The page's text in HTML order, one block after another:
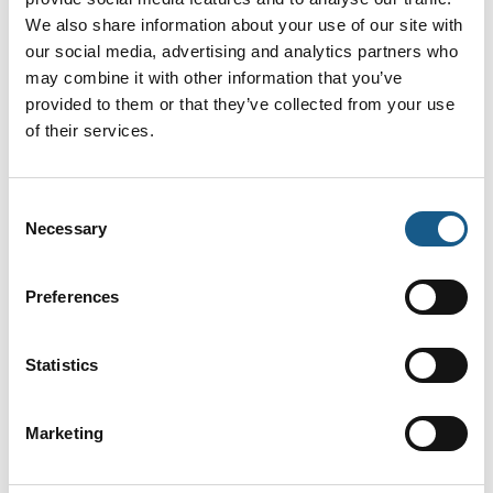
We also share information about your use of our site with
our social media, advertising and analytics partners who
may combine it with other information that you’ve
provided to them or that they’ve collected from your use
of their services.
Selection
Necessary
Preferences
Statistics
Marketing
Mød ETA - et bredt udvalg af kvalitets
kapslingsløsninger
På MTO's stand kan man torsdag den 5. oktober
2023 møde Marco Maule, som er eksportchef hos
E.T.A. Den italienske virksomhed har 45 års erfaring